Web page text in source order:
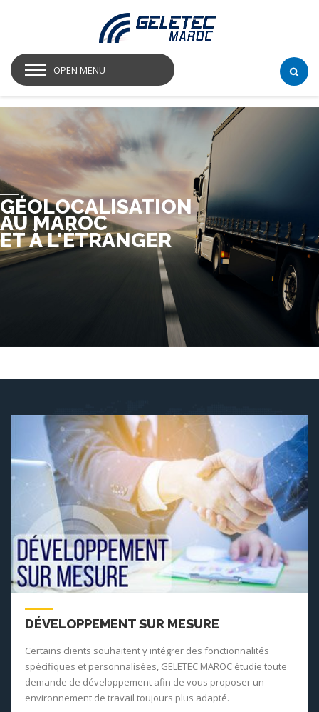
OPEN MENU
ET À L'ÉTRANGER
AU MAROC
GÉOLOCALISATION
DÉVELOPPEMENT SUR MESURE
Certains clients souhaitent y intégrer des fonctionnalités
spécifiques et personnalisées, GELETEC MAROC étudie toute
demande de développement afin de vous proposer un
environnement de travail toujours plus adapté.